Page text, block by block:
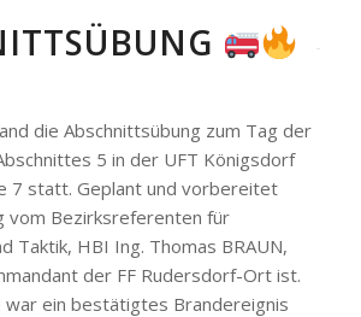
die Abschnittsübung zum Tag der
5 in der UFT Königsdorf
7 statt. Geplant und vorbereitet
vom Bezirksreferenten für
Taktik, HBI Ing. Thomas BRAUN,
der FF Rudersdorf-Ort ist.
war ein bestätigtes Brandereignis